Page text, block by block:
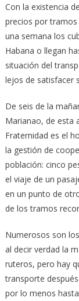
Con la existencia
precios por
una semana los
Habana o llegan
situación del
lejos de satisfacer
De seis de la
Marianao, de esta
Fraternidad es el
la gestión de
población: cinco
el viaje de un
en un punto de
de los tramos
Numerosos son
al decir verdad la
ruteros, pero hay
transporte
por lo menos